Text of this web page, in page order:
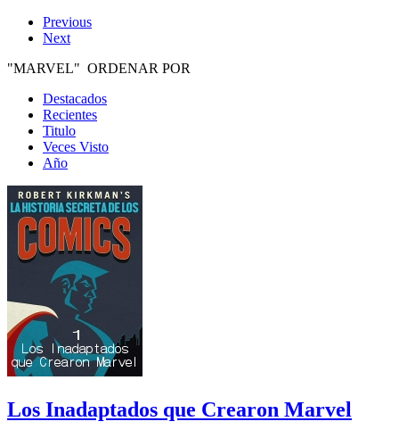
Previous
Next
"MARVEL" ORDENAR POR
Destacados
Recientes
Titulo
Veces Visto
Año
Los Inadaptados que Crearon Marvel